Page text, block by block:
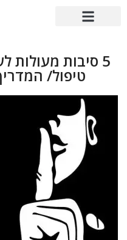
5 סיבות מעולות
טיפול/